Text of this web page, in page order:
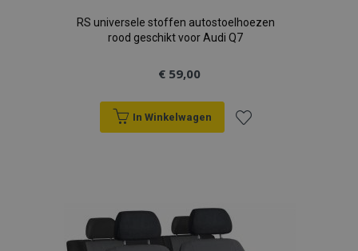
RS universele stoffen autostoelhoezen
rood geschikt voor Audi Q7
€ 59,00
In Winkelwagen
verlanglijst